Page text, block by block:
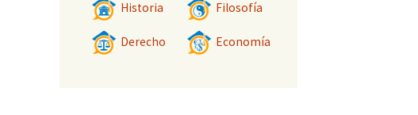
Historia Filosofía
Derecho Economía